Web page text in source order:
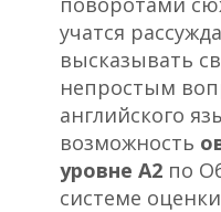
учатся
высказывать
непростым
английского
возможность
уровне А2 по
системе